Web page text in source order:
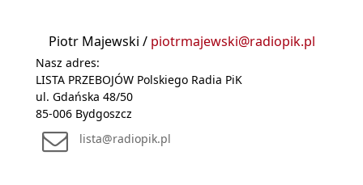
Piotr Majewski / piotrmajewski@radiopik.pl
Nasz adres:
LISTA PRZEBOJÓW Polskiego Radia PiK
ul. Gdańska 48/50
85-006 Bydgoszcz
lista@radiopik.pl